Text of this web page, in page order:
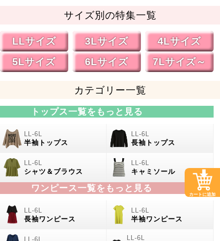
サイズ別の特集一覧
LLサイズ 3Lサイズ
4Lサイズ
5Lサイズ
6Lサイズ 7Lサイズ～
カテゴリー一覧
トップス一覧をもっと見る
半袖トップス 長袖トップス
シャツ＆ブラウス キャミソール
ワンピース一覧をもっと見る
長袖ワンピース 半袖ワンピース
カートに追加